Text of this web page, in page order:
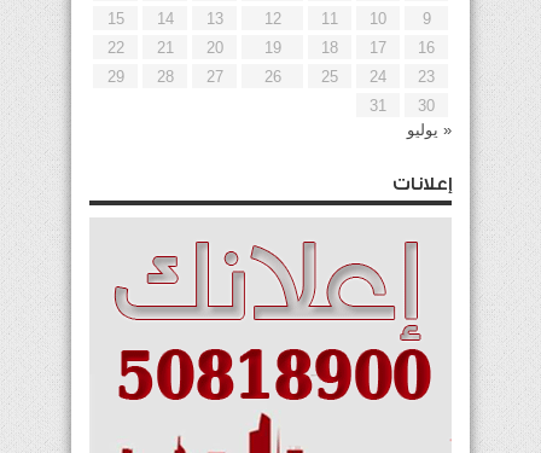
9
10
11
12
13
14
15
16
17
18
19
20
21
22
23
24
25
26
27
28
29
30
31
« يوليو
إعلانات